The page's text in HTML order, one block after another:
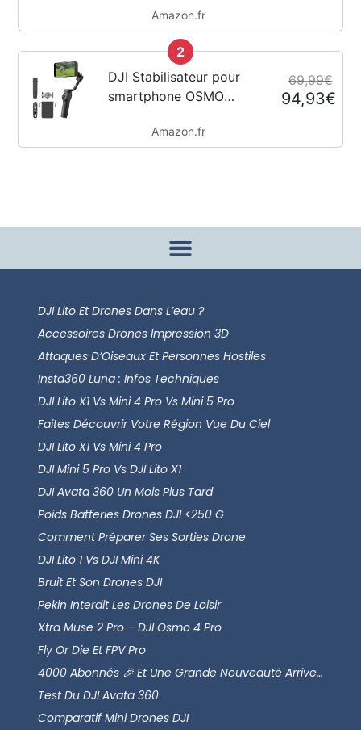
super large,
HorizonSteady,
résistant au froid,
longue durée, support
vertical à démontage...
Amazon.fr
2
DJI Stabilisateur pour
smartphone OSMO
pour téléphones, bras
69,99€
94,93€
Amazon.fr
DJI Lito Et Drones Dans L’eau ?
Accessoires Drones Impression 3D
Attaques D’Oiseaux Et Personnes Hostiles
Insta360 Luna : Infos Techniques
DJI Lito X1 Vs Mini 4 Pro Vs Mini 5 Pro
Faites Découvrir Votre Région Vue Du Ciel
DJI Lito X1 Vs Mini 4 Pro
DJI Mini 5 Pro Vs DJI Lito X1
DJI Avata 360 Un Mois Plus Tard
Poids Batteries Drones DJI <250 G
Comment Préparer Ses Sorties Drone
DJI Lito 1 Vs DJI Mini 4K
Bruit Et Son Drones DJI
Pekin Interdit Les Drones De Loisir
Xtra Muse 2 Pro – DJI Osmo 4 Pro
Fly Or Die Et FPV Pro
4000 Abonnés 🎉 Et Une Grande Nouveauté Arrive…
Test Du DJI Avata 360
Comparatif Mini Drones DJI